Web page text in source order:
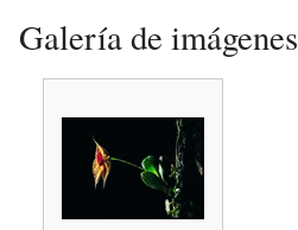
Galería de imágenes